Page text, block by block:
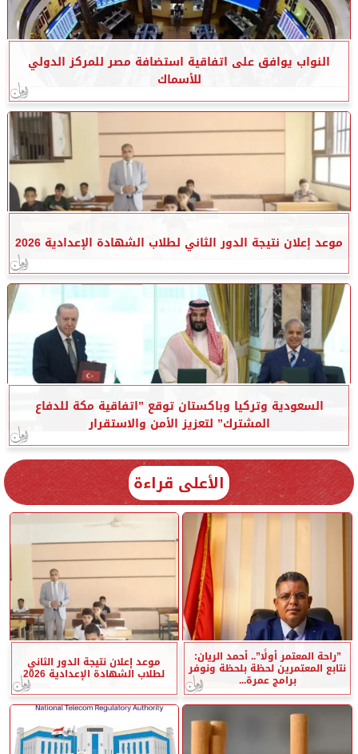
النواب يوافق على اتفاقية استضافة مصر للمركز الدولي
للأسماك
موعد إعلان نتيجة الدور الثاني لطلاب الشهادة الإعدادية 2026
السعودية وتركيا وباكستان توقع ”اتفاقية مكة للدفاع
المشترك” لتعزيز الأمن والاستقرار
الأعلى قراءة
”راحة المعتمر أولًا”.. أحمد الريان:
نتابع المعتمرين لحظة بلحظة ونوفر
برامج عمرة...
موعد إعلان نتيجة الدور الثاني
لطلاب الشهادة الإعدادية 2026